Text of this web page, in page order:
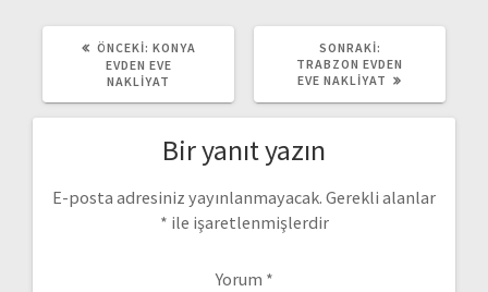
ÖNCEKI: ÖNCEKI
YAZI:
KONYA
EVDEN EVE
NAKLIYAT
SONRAKI:
YAZI:
TRABZON EVDEN
EVE NAKLIYAT
Bir yanıt yazın
E-posta adresiniz yayınlanmayacak. Gerekli alanlar
* ile işaretlenmişlerdir
Yorum *